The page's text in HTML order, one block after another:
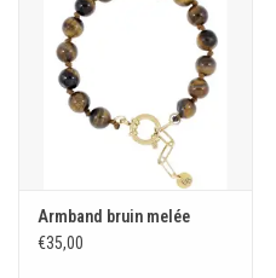
Armband bruin melée
€35,00